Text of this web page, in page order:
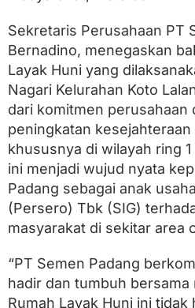
Sekretaris Perusahaan PT
Bernadino, menegaskan
Layak Huni yang
Nagari Kelurahan Koto
dari komitmen perusahaan
peningkatan kesejahteraan
khususnya di wilayah ring
ini menjadi wujud nyata
Padang sebagai anak
(Persero) Tbk (SIG)
masyarakat di sekitar area
“PT Semen Padang
hadir dan tumbuh bersama
Rumah Layak Huni ini tidak